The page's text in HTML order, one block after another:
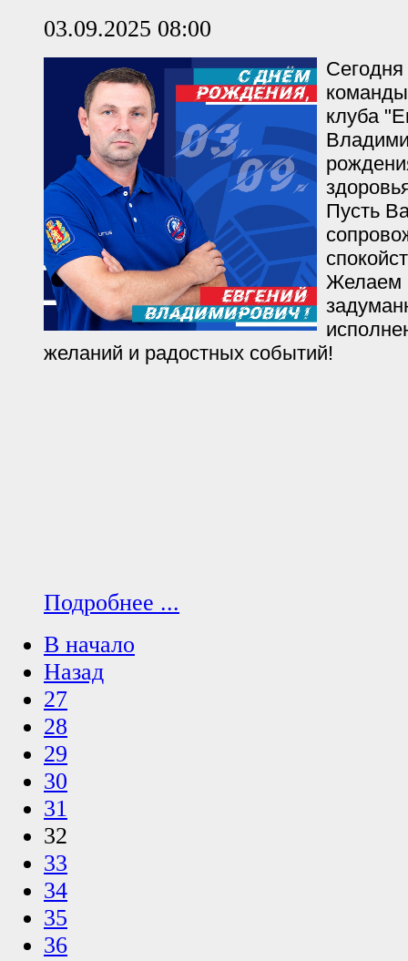
03.09.2025 08:00
клуба
Пусть
Желаем
желаний и радостных событий!
Подробнее ...
В начало
Назад
27
28
29
30
31
32
33
34
35
36